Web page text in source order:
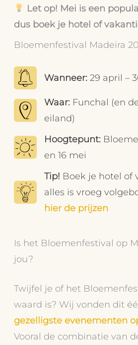
Let op! Mei is een
dus boek je hotel of
Bloemenfestival Madeira
Wanneer:29 april –
Waar: Funchal (en
eiland)
Hoogtepunt:
en 16 mei
Tip! Boek je hotel of
alles is vroeg
hier de prijzen
Is het Bloemenfestival op
jou?
Twijfel je of het
waard is? Wij vonden dit
gezelligste evenementen
Vooral de combinatie van